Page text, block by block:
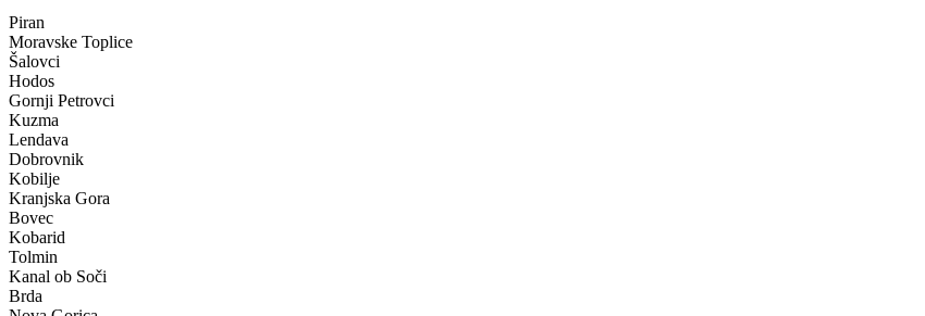
Piran
Moravske Toplice
Šalovci
Hodos
Gornji Petrovci
Kuzma
Lendava
Dobrovnik
Kobilje
Kranjska Gora
Bovec
Kobarid
Tolmin
Kanal ob Soči
Brda